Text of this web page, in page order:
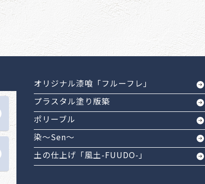
オリジナル漆喰「フルーフレ」
プラスタル塗り版築
ポリーブル
染～Sen～
土の仕上げ「風土-FUUDO-」